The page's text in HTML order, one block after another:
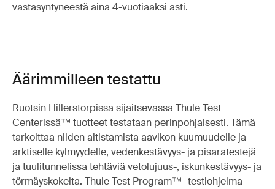
vastasyntyneestä aina 4-vuotiaaksi asti.
Äärimmilleen testattu
Ruotsin Hillerstorpissa sijaitsevassa Thule Test
Centerissä™ tuotteet testataan perinpohjaisesti. Tämä
tarkoittaa niiden altistamista aavikon kuumuudelle ja
arktiselle kylmyydelle, vedenkestävyys- ja pisaratestejä
ja tuulitunnelissa tehtäviä vetolujuus-, iskunkestävyys- ja
törmäyskokeita. Thule Test Program™ -testiohjelma